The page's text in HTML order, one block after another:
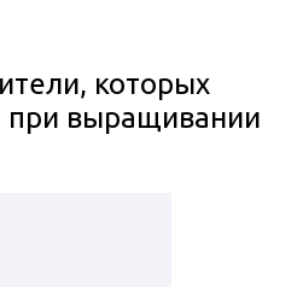
которых
при выращивании